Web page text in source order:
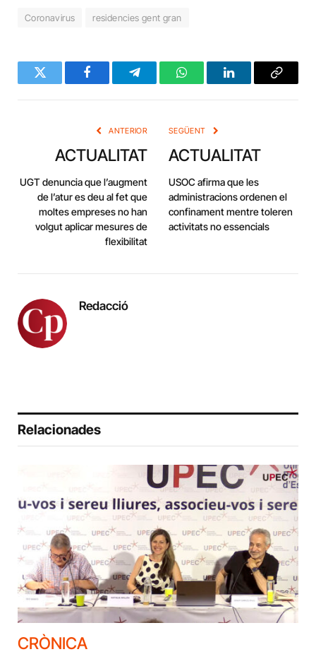
Coronavirus residencies gent gran
Twitter FacebookTelegramWhatsAppLinkedInCopy
ANTERIOR
ACTUALITAT
UGT denuncia que l’augment
de l’atur es deu al fet que
moltes empreses no han
volgut aplicar mesures de
flexibilitat
SEGÜENT
ACTUALITAT
USOC afirma que les
administracions ordenen el
confinament mentre toleren
activitats no essencials
Redacció
Relacionades
CRÒNICA